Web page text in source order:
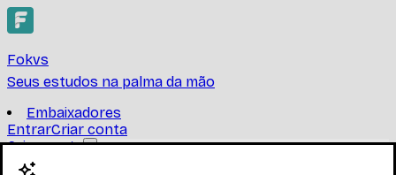
Fokvs
Seus estudos na palma da mão
Embaixadores
EntrarCriar conta
Criar conta
Sem Hist Filosofia Antiga I